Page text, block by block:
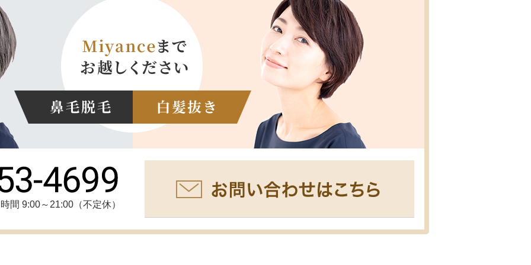
間 9:00～21:00（不定休）